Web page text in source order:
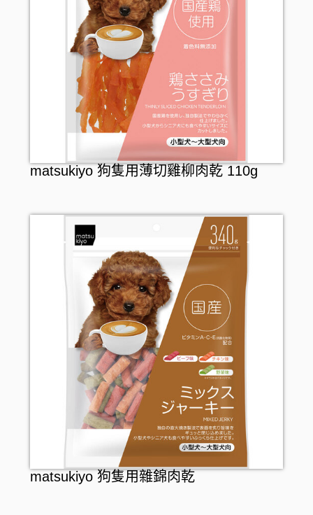
matsukiyo 狗隻用薄切雞柳肉乾 110g
matsukiyo 狗隻用雜錦肉乾